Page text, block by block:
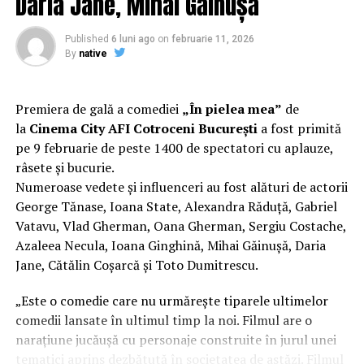
Regizorul și scenaristul Paul Decu , absolvent al
Facultății de Teatru UNATC „I.L.Caragiale” și al
masteratului în regie de film de la MetFilm School
Londra, a colaborat la realizarea primului său
parteAdrian Pădurețu (imagine), Bogdan Ivanovici
(sunet), Anca Miron (scenografie), Francisca Vass
(costume).
O comedie actuală și colorată, filmul„În pielea mea”
are premiera națională pe 10 februarie, distribuit de
T.R.I.B.E. Films.
Mai multe detalii, imagini de la filmări, fragmente din
film și declarații din partea actorilor sunt disponibile pe
paginile social media ale filmului deFacebook,
Instagram,TikTok .
„În Pielea Mea”
este un film produs de: CB MOTION
Published 6 luni ago on februarie 11, 2026
By native
Premiera de gală a comediei „În pielea mea” de
la Cinema City AFI Cotroceni Bucureștia fost primită
pe 9 februarie de peste 1400 de spectatori cu aplauze,
râsete și bucurie.
Numeroase vedete și influenceri au fost alături de actorii
George Tănase, Ioana State, Alexandra Răduță, Gabriel
Vatavu, Vlad Gherman, Oana Gherman, Sergiu Costache,
Azaleea Necula, Ioana Ginghină, Mihai Găinușă, Daria
Jane, Cătălin Coșarcă și Toto Dumitrescu.
„Este o comedie care nu urmărește tiparele ultimelor
comedii lansate în ultimul timp la noi. Filmul are o
narațiune jucăușă cu personaje construite în jurul unei
tematici aprins dezbătută în societatea de astăzi. Filmul